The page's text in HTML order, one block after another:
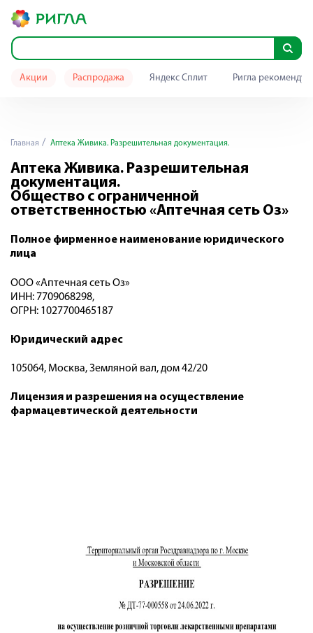
Акции Распродажа Яндекс Сплит Ригла
Главная Аптека Живика. Разрешительная документация.
Аптека Живика. Разрешительная
документация.
Общество с ограниченной
ответственностью «Аптечная сеть Оз»
Полное фирменное наименование юридического
лица
ООО «Аптечная сеть Оз»
ИНН: 7709068298,
ОГРН: 1027700465187
Юридический адрес
105064, Москва, Земляной вал, дом 42/20
Лицензия и разрешения на осуществление
фармацевтической деятельности